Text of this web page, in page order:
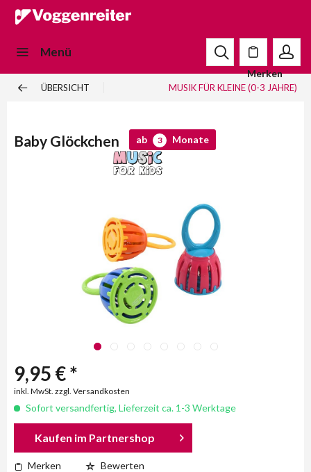
Menü
Merken
ÜBERSICHT MUSIK FÜR KLEINE (0-3 JAHRE)
Baby Glöckchen ab 3 Monate
9,95 € *
inkl. MwSt. zzgl. Versandkosten
Sofort versandfertig, Lieferzeit ca. 1-3 Werktage
Kaufen im Partnershop
Merken Bewerten